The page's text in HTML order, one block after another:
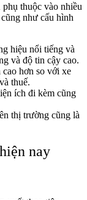
thuộc vào nhiều
như cấu hình
hiệu nổi tiếng và
và độ tin cậy cao.
hơn so với xe
thuế.
ích đi kèm cũng
thị trường cũng là
nay